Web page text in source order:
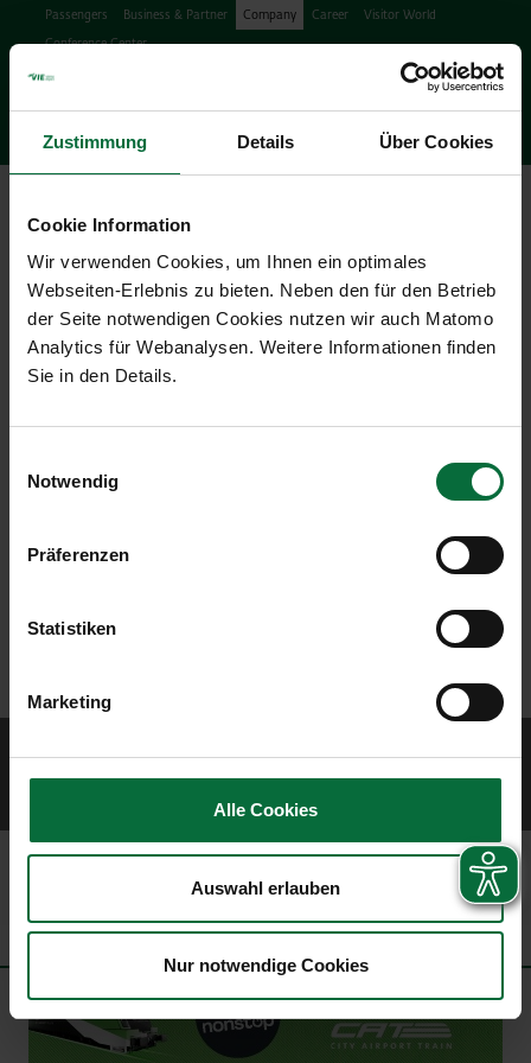
Zustimmung Details Über Cookies
Cookie Information
Wir verwenden Cookies, um Ihnen ein optimales
Webseiten-Erlebnis zu bieten. Neben den für den Betrieb
der Seite notwendigen Cookies nutzen wir auch Matomo
Analytics für Webanalysen. Weitere Informationen finden
Sie in den Details.
Notwendig
Präferenzen
Statistiken
Marketing
Alle Cookies
Auswahl erlauben
Nur notwendige Cookies
Passengers Business & Partner Company Career
Visitor World
Conference Center
Search
search
FacebookInstagram
Podcast
X Youtube
Press Releases & News
PDF Deutsch